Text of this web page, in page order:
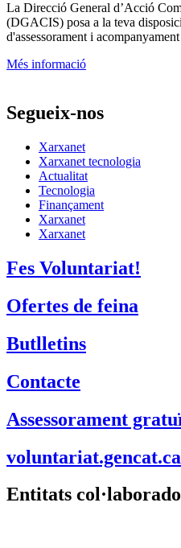
La Direcció General d’Acció
(DGACIS) posa a la teva
d'assessorament i
Més informació
Segueix-nos
Xarxanet
Xarxanet tecnologia
Actualitat
Tecnologia
Finançament
Xarxanet
Xarxanet
Fes Voluntariat!
Ofertes de feina
Butlletins
Contacte
Assessorament
Entitats